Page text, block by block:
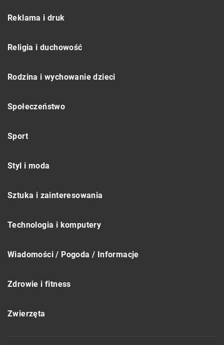
Reklama i druk
Religia i duchowość
Rodzina i wychowanie dzieci
Społeczeństwo
Sport
Styl i moda
Sztuka i zainteresowania
Technologia i komputery
Wiadomości / Pogoda / Informacje
Zdrowie i fitness
Zwierzęta